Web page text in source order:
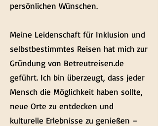
persönlichen Wünschen.
Meine Leidenschaft für Inklusion und
selbstbestimmtes Reisen hat mich zur
Gründung von Betreutreisen.de
geführt. Ich bin überzeugt, dass jeder
Mensch die Möglichkeit haben sollte,
neue Orte zu entdecken und
kulturelle Erlebnisse zu genießen –